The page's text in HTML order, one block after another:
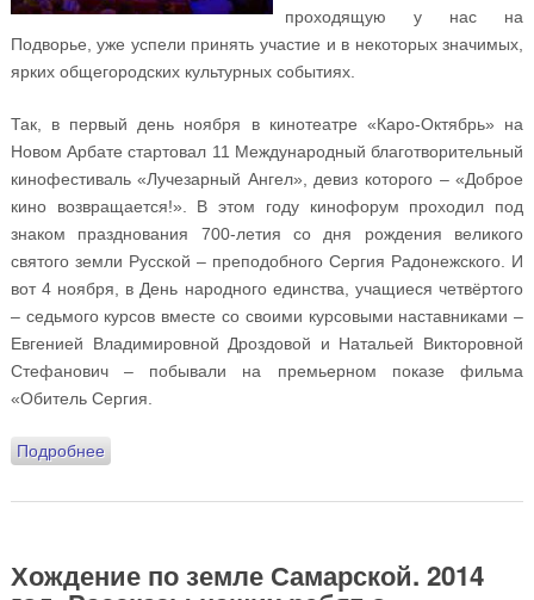
проходящую у нас на
Подворье, уже успели принять участие и в некоторых значимых,
ярких общегородских культурных событиях.
Так, в первый день ноября в кинотеатре «Каро-Октябрь» на
Новом Арбате стартовал 11 Международный благотворительный
кинофестиваль «Лучезарный Ангел», девиз которого – «Доброе
кино возвращается!». В этом году кинофорум проходил под
знаком празднования 700-летия со дня рождения великого
святого земли Русской – преподобного Сергия Радонежского. И
вот 4 ноября, в День народного единства, учащиеся четвёртого
– седьмого курсов вместе со своими курсовыми наставниками –
Евгенией Владимировной Дроздовой и Натальей Викторовной
Стефанович – побывали на премьерном показе фильма
«Обитель Сергия.
Подробнеео Воскресная школа: осенние экскурсии и поездки
Хождение по земле Самарской. 2014